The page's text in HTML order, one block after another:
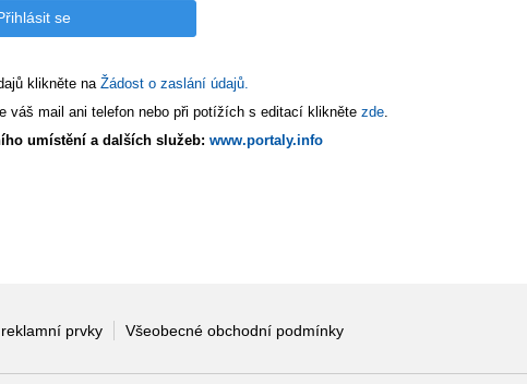
klikněte na Žádost o zaslání údajů.
váš mail ani telefon nebo při potížích s editací klikněte zde
umístění a dalších služeb: www.portaly.info
prvky Všeobecné obchodní podmínky